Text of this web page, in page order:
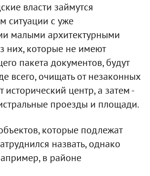
власти займутся
ситуации с уже
малыми архитектурными
них, которые не имеют
пакета документов, будут
всего, очищать от незаконных
исторический центр, а затем -
проезды и площади.
которые подлежат
назвать, однако
в районе